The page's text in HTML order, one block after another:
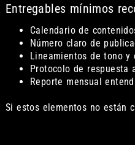
Entregables mínimos
Calendario de
Número claro de
Lineamientos de tono y
Protocolo de respuesta
Reporte mensual
Si estos elementos no están